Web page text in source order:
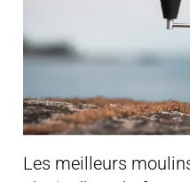
Les meilleurs